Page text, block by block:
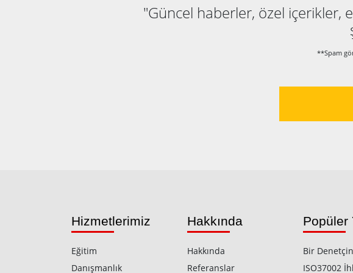
"Güncel haberler, özel içerikler,
**Spam
Hizmetlerimiz
Eğitim
Danışmanlık
Hakkında
Hakkında
Referanslar
Popüler
Bir
ISO37002